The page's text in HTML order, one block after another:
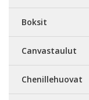
Boksit
Canvastaulut
Chenillehuovat